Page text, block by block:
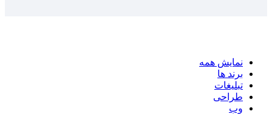
نمایش همه
برند ها
تبلیغات
طراحی
وب